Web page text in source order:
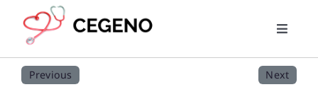
content
Toggle
Home
Previous Next